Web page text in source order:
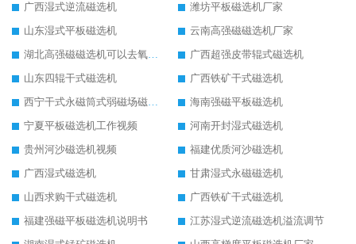
广西湿式逆流磁选机
潍坊平板磁选机厂家
山东湿式平板磁选机
云南高强磁磁选机厂家
湖北高强磁磁选机可以去氧化铝
广西超强皮带辊式磁选机
山东四辊干式磁选机
广西铁矿干式磁选机
西宁干式永磁筒式弱磁场磁选机结构图
海南强磁平板磁选机
宁夏平板磁选机工作视频
河南开封湿式磁选机
贵州河沙磁选机视频
福建优质河沙磁选机
广西湿式磁选机
甘肃湿式永磁磁选机
山西求购干式磁选机
广西铁矿干式磁选机
福建强磁平板磁选机说明书
江苏湿式逆流磁选机溢流调节